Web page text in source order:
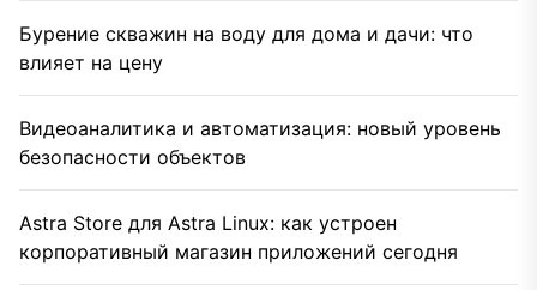
Бурение скважин на воду для дома и дачи: что
влияет на цену
Видеоаналитика и автоматизация: новый уровень
безопасности объектов
Astra Store для Astra Linux: как устроен
корпоративный магазин приложений сегодня